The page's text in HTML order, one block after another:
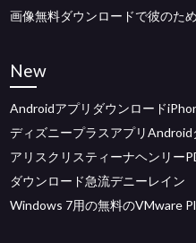
画像無料ダウンロードで彼のた
New
Androidアプリダウンロード
ディズニープラスアプリAndroid
アリスクリスティーナヘンリー
ダウンロード急流デニーレイン
Windows 7用の無料のVMware